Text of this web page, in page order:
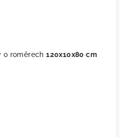
o roměrech120x10x80 cm